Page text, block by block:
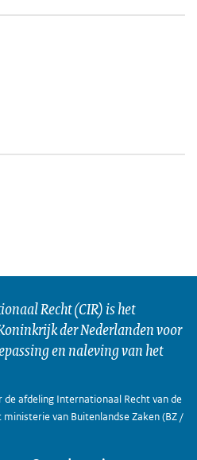
Recht (CIR) is het
der Nederlanden voor
en naleving van het
de afdeling Internationaal Recht van de
van Buitenlandse Zaken (BZ /